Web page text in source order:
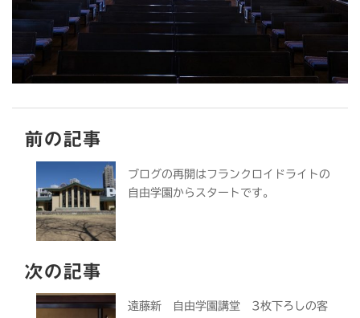
前の記事
ブログの再開はフランクロイドライトの
自由学園からスタートです。
次の記事
遠藤新 自由学園講堂 3枚下ろしの客